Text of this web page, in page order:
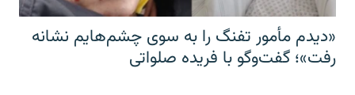
«دیدم مأمور تفنگ را به سوی چشم‌هایم نشانه
رفت»؛ گفت‌و‌گو با فریده صلواتی